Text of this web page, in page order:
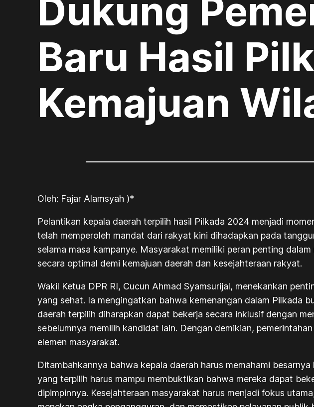
Dukung
Baru Hasil
Kemajuan
Oleh: Fajar Alamsyah )*
Pelantikan kepala daerah terpilih hasil Pilkada 2024 menjadi
telah memperoleh mandat dari rakyat kini dihadapkan pada
selama masa kampanye. Masyarakat memiliki peran penting
secara optimal demi kemajuan daerah dan kesejahteraan rakyat.
Wakil Ketua DPR RI, Cucun Ahmad Syamsurijal, menekankan
yang sehat. Ia mengingatkan bahwa kemenangan dalam Pilkada
daerah terpilih diharapkan dapat bekerja secara inklusif dengan
sebelumnya memilih kandidat lain. Dengan demikian,
elemen masyarakat.
Ditambahkannya bahwa kepala daerah harus memahami
yang terpilih harus mampu membuktikan bahwa mereka dapat
dipimpinnya. Kesejahteraan masyarakat harus menjadi fokus